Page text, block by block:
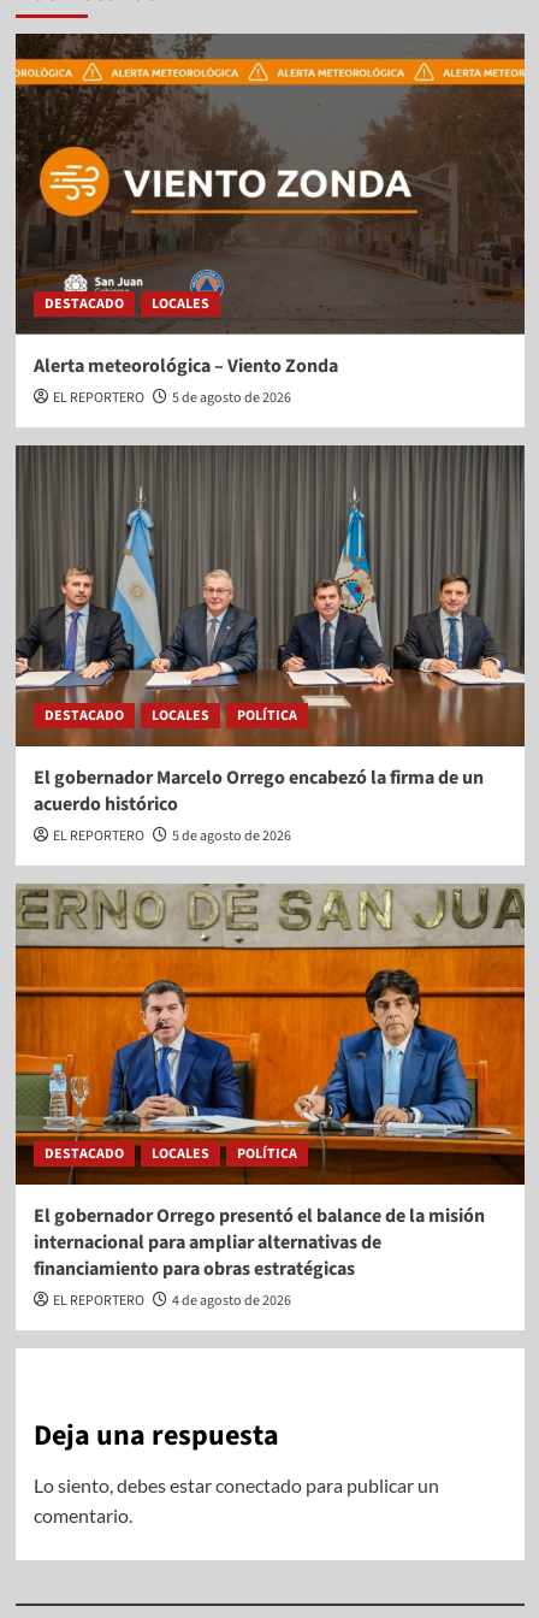
DESTACADO LOCALES
Alerta meteorológica – Viento Zonda
EL REPORTERO 5 de agosto de 2026
DESTACADO LOCALES POLÍTICA
El gobernador Marcelo Orrego encabezó la firma de un
acuerdo histórico
EL REPORTERO 5 de agosto de 2026
DESTACADO LOCALES POLÍTICA
El gobernador Orrego presentó el balance de la misión
internacional para ampliar alternativas de
financiamiento para obras estratégicas
EL REPORTERO 4 de agosto de 2026
Deja una respuesta
Lo siento, debes estarconectadopara publicar un
comentario.